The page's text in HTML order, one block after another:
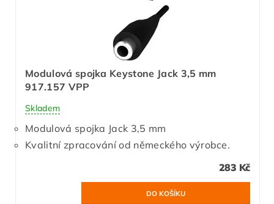
Modulová spojka Keystone Jack 3,5 mm
917.157 VPP
Skladem
Modulová spojka Jack 3,5 mm
Kvalitní zpracování od německého výrobce.
283 Kč